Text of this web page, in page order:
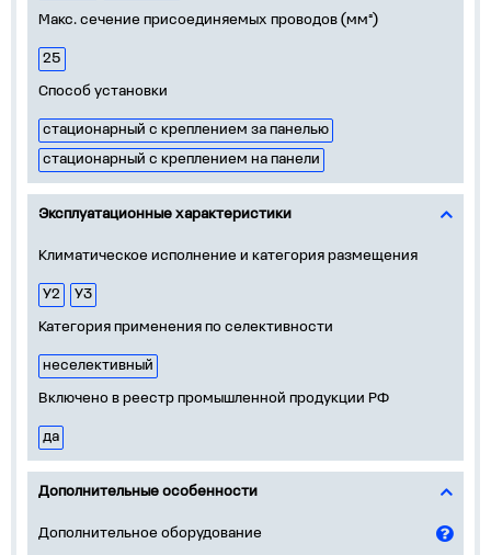
Макс. сечение присоединяемых проводов (мм²)
25
Способ установки
стационарный с креплением за панелью
стационарный с креплением на панели
Эксплуатационные характеристики
Климатическое исполнение и категория размещения
У2
У3
Категория применения по селективности
неселективный
Включено в реестр промышленной продукции РФ
да
Дополнительные особенности
Дополнительное оборудование